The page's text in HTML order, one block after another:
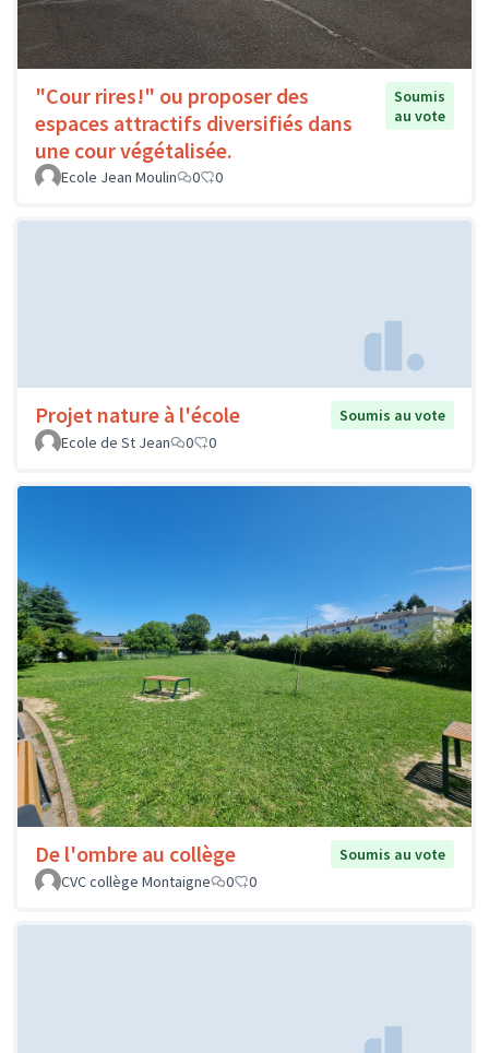
"Cour rires!" ou proposer des
espaces attractifs diversifiés dans
une cour végétalisée.
Soumis
au vote
Ecole Jean Moulin 0 0
Projet nature à l'école
Soumis au vote
Ecole de St Jean
0 0
De l'ombre au collège
Soumis au vote
CVC collège Montaigne
0 0